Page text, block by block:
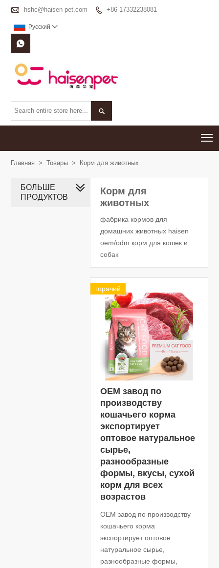
 hshc@haisen-pet.com  +86-17332238081
Pусский 


Главная > Товары > Корм для животных
Корм для
животных
фабрика кормов для
домашних животных haisen
oem/odm корм для кошек и
собак
горячий
OEM завод по
производству
кошачьего корма
экспортирует
оптовое натуральное
сырье,
разнообразные
формы, вкусы, сухой
корм для всех
возрастов
OEM завод по производству
кошачьего корма
экспортирует оптовое
натуральное сырье,
разнообразные формы,
БОЛЬШЕ
ПРОДУКТОВ